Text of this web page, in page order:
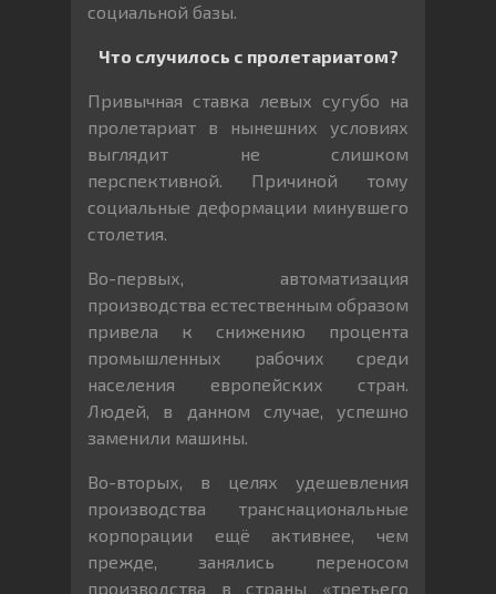
социальной базы.
Что случилось с пролетариатом?
Привычная ставка левых сугубо на
пролетариат в нынешних условиях
выглядит не слишком
перспективной. Причиной тому
социальные деформации минувшего
столетия.
Во-первых, автоматизация
производства естественным образом
привела к снижению процента
промышленных рабочих среди
населения европейских стран.
Людей, в данном случае, успешно
заменили машины.
Во-вторых, в целях удешевления
производства транснациональные
корпорации ещё активнее, чем
прежде, занялись переносом
производства в страны «третьего